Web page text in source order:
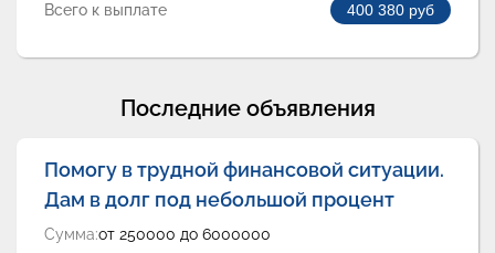
Всего к выплате 400 380 руб
Последние объявления
Помогу в трудной финансовой ситуации.
Дам в долг под небольшой процент
Сумма:от 250000 до 6000000